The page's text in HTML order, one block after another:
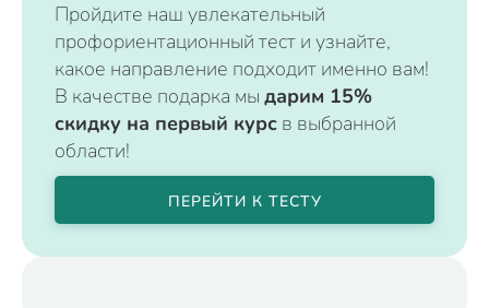
Пройдите наш увлекательный
профориентационный тест и узнайте,
какое направление подходит именно вам!
В качестве подарка мы дарим 15%
скидку на первый курс в выбранной
области!
ПЕРЕЙТИ К ТЕСТУ